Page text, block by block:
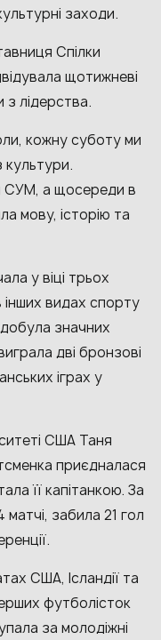
заходи.
Спілки
щотижневі
з лідерства.
кожну суботу ми
культури.
СУМ, а щосереди в
мову, історію та
у віці трьох
видах спорту
значних
дві бронзові
іграх у
США Таня
приєдналася
її капітанкою. За
матчі, забила 21 гол
США, Ісландії та
футболісток
за молодіжні